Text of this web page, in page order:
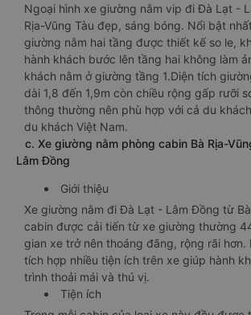
Ngoại hình xe giường nằm vip đi Đà Lạt -
Rịa-Vũng Tàu đẹp, sáng bóng. Nổi bật
giường nằm hai tầng được thiết kế so le,
hành khách bước lên tầng hai không làm
khách nằm ở giường tầng 1.Diện tích
dài 1,8 đến 1,9m còn chiều rộng gấp rưỡi
thông thường nên phù hợp với cả du
du khách Việt Nam.
c. Xe giường nằm phòng cabin Bà Rịa-
Lâm Đồng
Giới thiệu
Xe giường nằm đi Đà Lạt - Lâm Đồng từ Bà
cabin được cải tiến từ xe giường thường
gian xe trở nên thoáng đãng, rộng rãi hơn.
tích hợp nhiều tiện ích trên xe giúp hành
trình thoải mái và thú vị.
Tiện ích